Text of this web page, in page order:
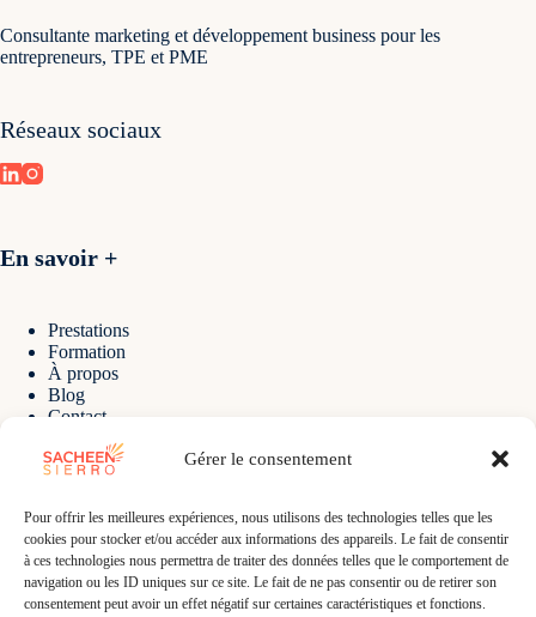
Gérer le consentement
Pour offrir les meilleures expériences, nous utilisons des technologies telles que les
cookies pour stocker et/ou accéder aux informations des appareils. Le fait de consentir
à ces technologies nous permettra de traiter des données telles que le comportement de
navigation ou les ID uniques sur ce site. Le fait de ne pas consentir ou de retirer son
consentement peut avoir un effet négatif sur certaines caractéristiques et fonctions.
Conclusion de notre travail d’optimisation sémantique
Notre travail a véritablement porté ses fruits. Le
référencement naturel est de nos jours un passage
être reconnu dans votre domaine avec votre expertise.
Vous souhaitez, vous aussi, remonter dans les résultats
de Google pour apporter une réelle plus-value aux
la liste de ce que vous devez toujours faire :
Travailler vos contenus.
Optimiser ces contenus.
Lorsque vous travaillez de cette manière, avec méthode,
Consultante marketing et développement business pour les
entrepreneurs, TPE et PME
Réseaux sociaux
En savoir +
Prestations
Formation
À propos
Blog
Contact
E-mail :
sacheen@sacheensierro.com